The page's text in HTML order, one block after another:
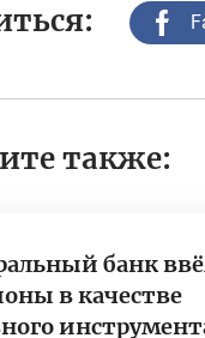
также:
банк
в качестве